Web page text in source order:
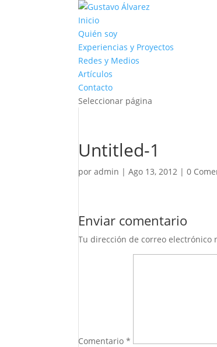
Inicio
Quién soy
Experiencias y Proyectos
Redes y Medios
Artículos
Contacto
Seleccionar página
Untitled-1
poradmin |Ago 13, 2012 |0
Enviar comentario
Tu dirección de correo electrónico
Comentario*